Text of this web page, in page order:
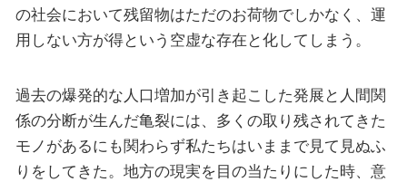
の社会において残留物はただのお荷物でしかなく、運
用しない方が得という空虚な存在と化してしまう。
過去の爆発的な人口増加が引き起こした発展と人間関
係の分断が生んだ亀裂には、多くの取り残されてきた
モノがあるにも関わらず私たちはいままで見て見ぬふ
りをしてきた。地方の現実を目の当たりにした時、意